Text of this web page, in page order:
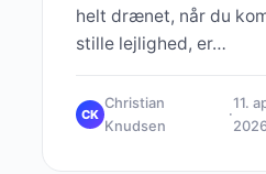
helt drænet, når du
stille lejlighed, er…
CK
Christian
Knudsen
·
11.